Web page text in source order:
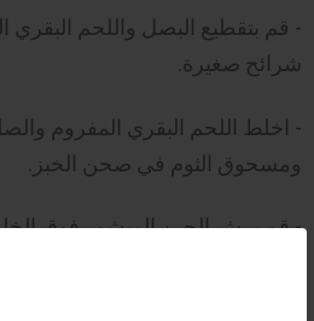
- قم بتقطيع البصل واللحم البقري
شرائح صغيرة.
- اخلط اللحم البقري المفروم
ومسحوق الثوم في صحن الخبز.
- قم برش الجبن المبشور فوق